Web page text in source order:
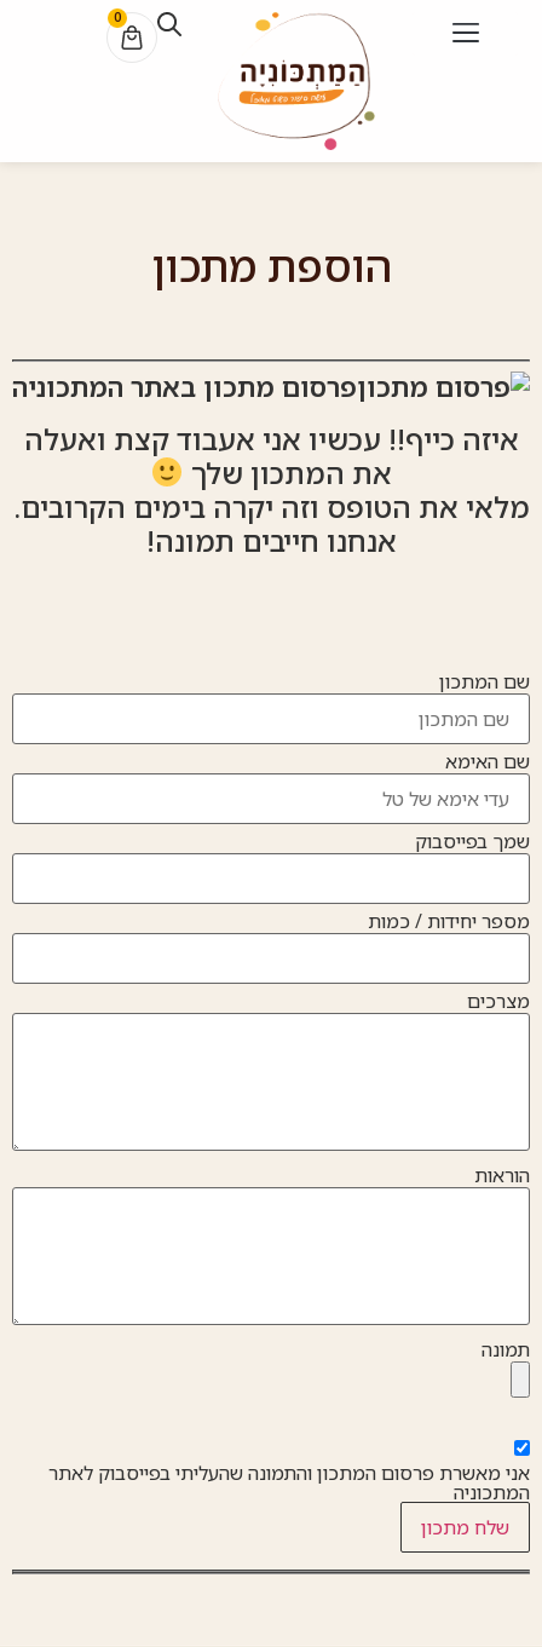
0
הוספת מתכון
פרסום מתכון באתר המתכוניה
איזה כייף!! עכשיו אני אעבוד קצת ואעלה
את המתכון שלך
מלאי את הטופס וזה יקרה בימים הקרובים.
אנחנו חייבים תמונה!
שם המתכון
שם האימא
שמך בפייסבוק
מספר יחידות / כמות
מצרכים
הוראות
תמונה
אני מאשרת פרסום המתכון והתמונה שהעליתי בפייסבוק לאתר
המתכוניה
שלח מתכון